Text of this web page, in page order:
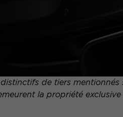
de tiers
la propriété